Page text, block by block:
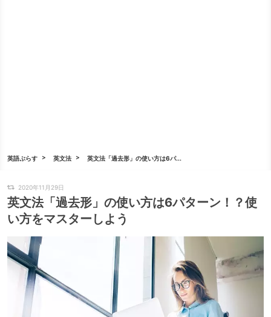
英語ぷらす 英文法 英文法「過去形」の使い方は6パ...
2020年11月29日
英文法「過去形」の使い方は6パターン！？使
い方をマスターしよう